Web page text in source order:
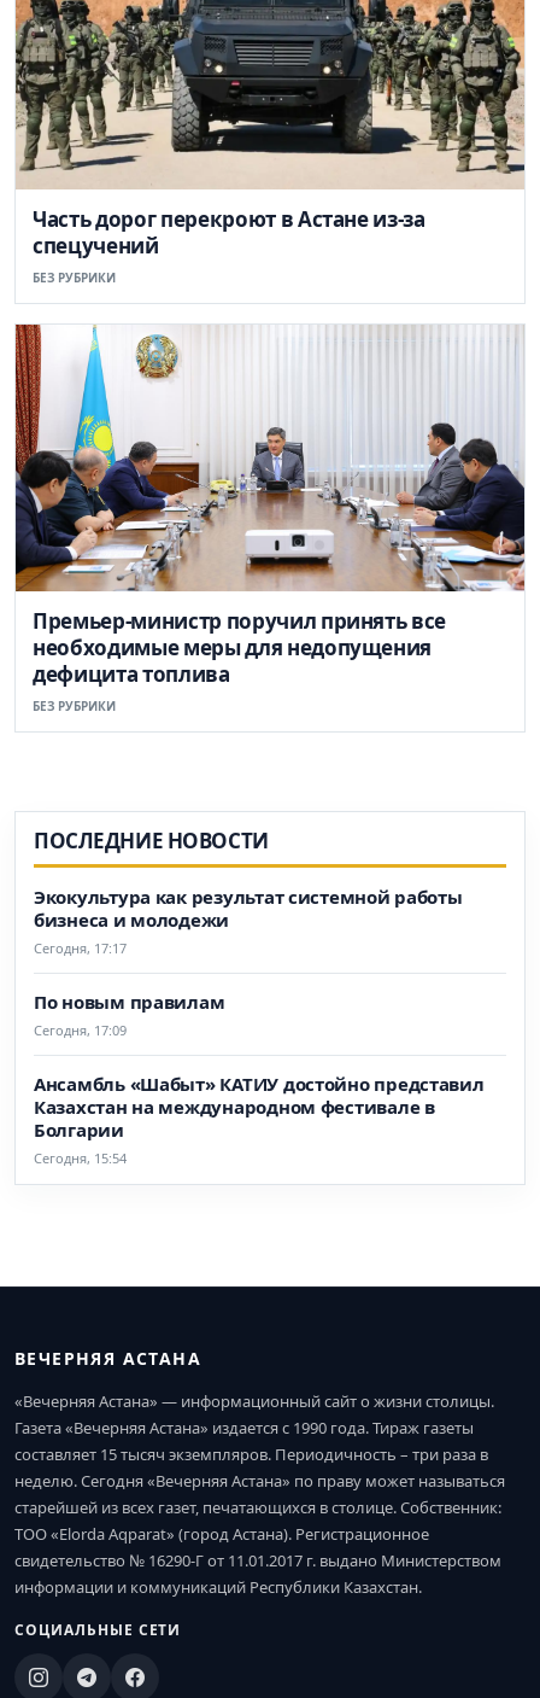
Часть дорог перекроют в Астане из-за
спецучений
БЕЗ РУБРИКИ
Премьер-министр поручил принять все
необходимые меры для недопущения
дефицита топлива
БЕЗ РУБРИКИ
ПОСЛЕДНИЕ НОВОСТИ
Экокультура как результат системной работы
бизнеса и молодежи
Сегодня, 17:17
По новым правилам
Сегодня, 17:09
Ансамбль «Шабыт» КАТИУ достойно представил
Казахстан на международном фестивале в
Болгарии
Сегодня, 15:54
ВЕЧЕРНЯЯ АСТАНА
«Вечерняя Астана» — информационный сайт о жизни столицы.
Газета «Вечерняя Астана» издается с 1990 года. Тираж газеты
составляет 15 тысяч экземпляров. Периодичность – три раза в
неделю. Сегодня «Вечерняя Астана» по праву может называться
старейшей из всех газет, печатающихся в столице. Собственник:
ТОО «Elorda Aqparat» (город Астана). Регистрационное
свидетельство № 16290-Г от 11.01.2017 г. выдано Министерством
информации и коммуникаций Республики Казахстан.
СОЦИАЛЬНЫЕ СЕТИ